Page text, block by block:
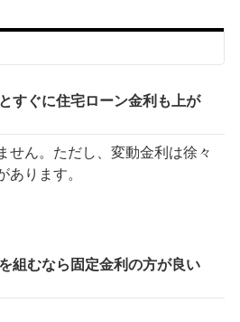
すぐに住宅ローン金利も上が
せん。ただし、変動金利は徐々
あります。
組むなら固定金利の方が良い